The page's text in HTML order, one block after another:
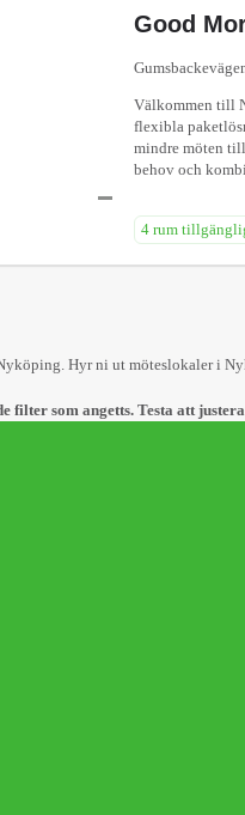
Good
Välkommen till
flexibla
mindre möten
behov och
4 rum
Hyr ni ut möteslokaler i
som angetts. Testa att